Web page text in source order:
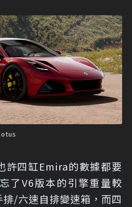
許四缸Emira的數據都要
了V6版本的引擎重量較
/六速自排變速箱，而四